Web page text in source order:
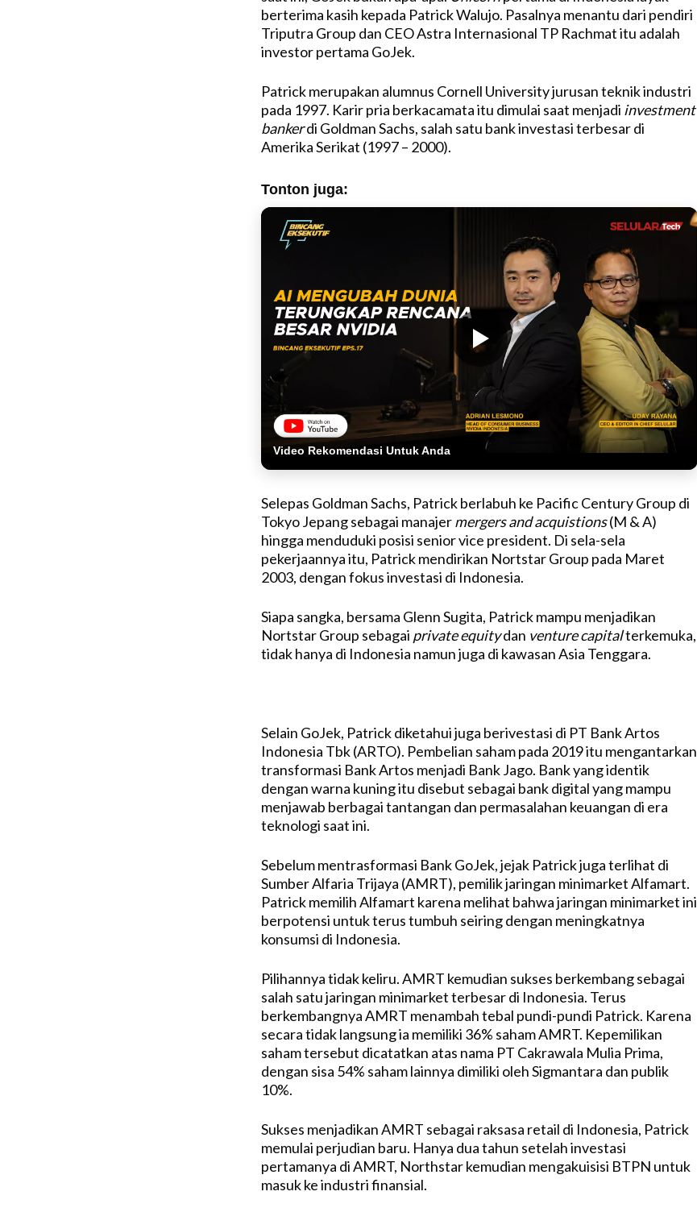
berterima kasih kepada Patrick Walujo. Pasalnya menantu dari pendiri
Triputra Group dan CEO Astra Internasional TP Rachmat itu adalah
investor pertama GoJek.
Patrick merupakan alumnus Cornell University jurusan teknik industri
pada 1997. Karir pria berkacamata itu dimulai saat menjadi investment
bankerdi Goldman Sachs, salah satu bank investasi terbesar di
Amerika Serikat (1997 – 2000).
Tonton juga:
Video Rekomendasi Untuk Anda
Selepas Goldman Sachs, Patrick berlabuh ke Pacific Century Group di
Tokyo Jepang sebagai manajermergers and acquistions(M & A)
hingga menduduki posisi senior vice president. Di sela-sela
pekerjaannya itu, Patrick mendirikan Nortstar Group pada Maret
2003, dengan fokus investasi di Indonesia.
Siapa sangka, bersama Glenn Sugita, Patrick mampu menjadikan
Nortstar Group sebagai private equitydan venture capitalterkemuka,
tidak hanya di Indonesia namun juga di kawasan Asia Tenggara.
Selain GoJek, Patrick diketahui juga berivestasi di PT Bank Artos
Indonesia Tbk (ARTO). Pembelian saham pada 2019 itu mengantarkan
transformasi Bank Artos menjadi Bank Jago. Bank yang identik
dengan warna kuning itu disebut sebagai bank digital yang mampu
menjawab berbagai tantangan dan permasalahan keuangan di era
teknologi saat ini.
Sebelum mentrasformasi Bank GoJek, jejak Patrick juga terlihat di
Sumber Alfaria Trijaya (AMRT), pemilik jaringan minimarket Alfamart.
Patrick memilih Alfamart karena melihat bahwa jaringan minimarket ini
berpotensi untuk terus tumbuh seiring dengan meningkatnya
konsumsi di Indonesia.
Pilihannya tidak keliru. AMRT kemudian sukses berkembang sebagai
salah satu jaringan minimarket terbesar di Indonesia. Terus
berkembangnya AMRT menambah tebal pundi-pundi Patrick. Karena
secara tidak langsung ia memiliki 36% saham AMRT. Kepemilikan
saham tersebut dicatatkan atas nama PT Cakrawala Mulia Prima,
dengan sisa 54% saham lainnya dimiliki oleh Sigmantara dan publik
10%.
Sukses menjadikan AMRT sebagai raksasa retail di Indonesia, Patrick
memulai perjudian baru. Hanya dua tahun setelah investasi
pertamanya di AMRT, Northstar kemudian mengakuisisi BTPN untuk
masuk ke industri finansial.